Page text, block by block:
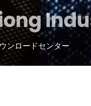
ンロードセンター